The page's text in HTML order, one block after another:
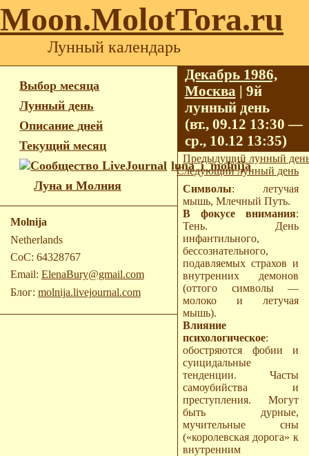
Moon.MolotTora.ru
Лунный календарь
Выбор месяца
Лунный день
Описание дней
Текущий месяц
luna_i_molnija
Луна и Молния
Molnija
Netherlands
CoC: 64328767
Email: ElenaBury@gmail.com
Блог: molnija.livejournal.com
Декабрь 1986,
Москва | 9й
лунный день
(вт., 09.12 13:30 —
ср., 10.12 13:35)
Предыдущий лунный
Следующий лунный день
Символы: летучая
мышь, Млечный Путь.
В фокусе внимания:
Тень. День
инфантильного,
бессознательного,
подавляемых страхов и
внутренних демонов
(оттого символы —
молоко и летучая
мышь).
Влияние
психологическое:
обостряются фобии и
суицидальные
тенденции. Часты
самоубийства и
преступления. Могут
быть дурные,
мучительные сны
(«королевская дорога» к
внутренним